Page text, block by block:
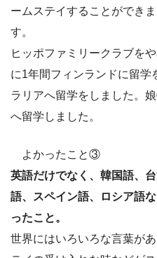
ームステイすることができ
す。
ヒッポファミリークラブを
に1年間フィンランドに留学
ラリアへ留学をしました。
へ留学しました。
よかったこと③
英語だけでなく、韓国語、
語、スペイン語、ロシア語
ったこと。
世界にはいろいろな言葉が